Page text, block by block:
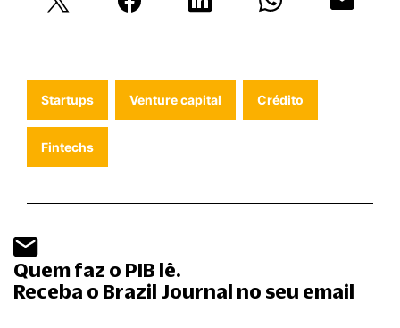
Startups Venture capital Crédito
Fintechs
Quem faz o PIB lê.
Receba o Brazil Journal no seu email